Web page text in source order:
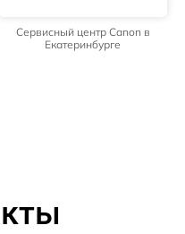
Сервисный центр Canon в
Екатеринбурге